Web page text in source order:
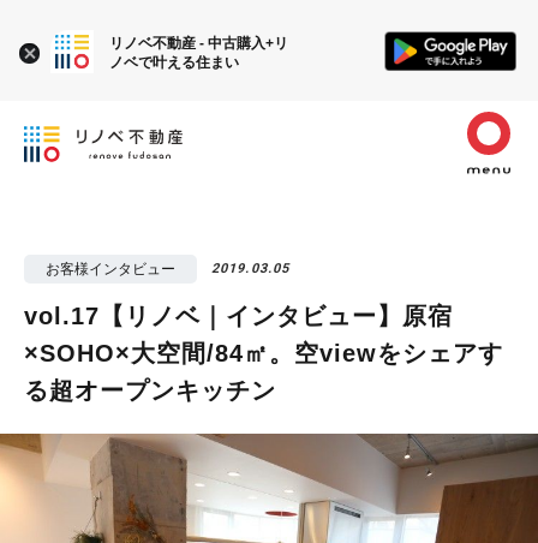
お客様インタビュー 2019.03.05
vol.17【リノベ｜インタビュー】原宿
×SOHO×大空間/84㎡。空viewをシェアす
る超オープンキッチン
リノベ不動産 - 中古購入+リ
ノベで叶える住まい